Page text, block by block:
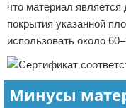
что материал
покрытия указанной
использовать около
Минусы